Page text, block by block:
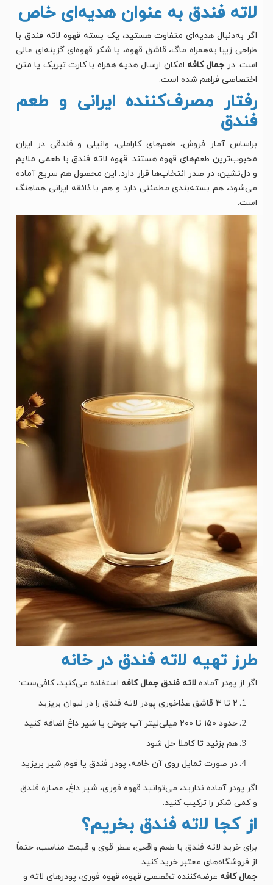
لاته فندق به عنوان هدیه‌ای خاص
اگر به‌دنبال هدیه‌ای متفاوت هستید، یک بسته قهوه لاته فندق با
طراحی زیبا به‌همراه ماگ، قاشق قهوه، یا شکر قهوه‌ای گزینه‌ای عالی
است. در جمال کافه امکان ارسال هدیه همراه با کارت تبریک یا متن
اختصاصی فراهم شده است.
رفتار مصرف‌کننده ایرانی و طعم
فندق
براساس آمار فروش، طعم‌های کاراملی، وانیلی و فندقی در ایران
محبوب‌ترین طعم‌های قهوه هستند. قهوه لاته فندق با طعمی ملایم
و دل‌نشین، در صدر انتخاب‌ها قرار دارد. این محصول هم سریع آماده
می‌شود، هم بسته‌بندی مطمئنی دارد و هم با ذائقه ایرانی هماهنگ
است.
طرز تهیه لاته فندق در خانه
اگر از پودر آماده لاته فندق جمال کافه استفاده می‌کنید، کافی‌ست:
۲ تا ۳ قاشق غذاخوری پودر لاته فندق را در لیوان بریزید
حدود ۱۵۰ تا ۲۰۰ میلی‌لیتر آب جوش یا شیر داغ اضافه کنید
هم بزنید تا کاملاً حل شود
در صورت تمایل روی آن خامه، پودر فندق یا فوم شیر بریزید
اگر پودر آماده ندارید، می‌توانید قهوه فوری، شیر داغ، عصاره فندق
و کمی شکر را ترکیب کنید.
از کجا لاته فندق بخریم؟
برای خرید لاته فندق با طعم واقعی، عطر قوی و قیمت مناسب، حتماً
از فروشگاه‌های معتبر خرید کنید.
جمال کافه عرضه‌کننده تخصصی قهوه، قهوه فوری، پودرهای لاته و